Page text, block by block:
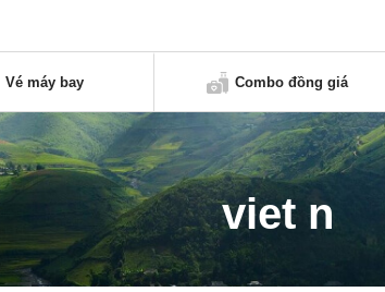
Vé máy bay Combo đồng giá
viet n